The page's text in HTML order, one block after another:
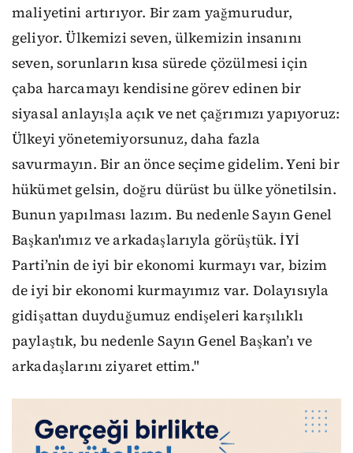
maliyetini artırıyor. Bir zam yağmurudur,
geliyor. Ülkemizi seven, ülkemizin insanını
seven, sorunların kısa sürede çözülmesi için
çaba harcamayı kendisine görev edinen bir
siyasal anlayışla açık ve net çağrımızı yapıyoruz:
Ülkeyi yönetemiyorsunuz, daha fazla
savurmayın. Bir an önce seçime gidelim. Yeni bir
hükümet gelsin, doğru dürüst bu ülke yönetilsin.
Bunun yapılması lazım. Bu nedenle Sayın Genel
Başkan'ımız ve arkadaşlarıyla görüştük. İYİ
Parti’nin de iyi bir ekonomi kurmayı var, bizim
de iyi bir ekonomi kurmayımız var. Dolayısıyla
gidişattan duyduğumuz endişeleri karşılıklı
paylaştık, bu nedenle Sayın Genel Başkan’ı ve
arkadaşlarını ziyaret ettim."